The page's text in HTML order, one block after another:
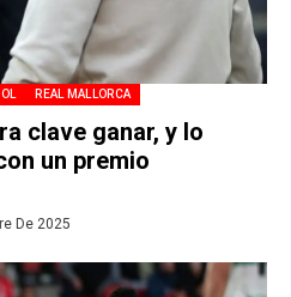
REAL MALLORCA
clave ganar, y lo
un premio
De 2025